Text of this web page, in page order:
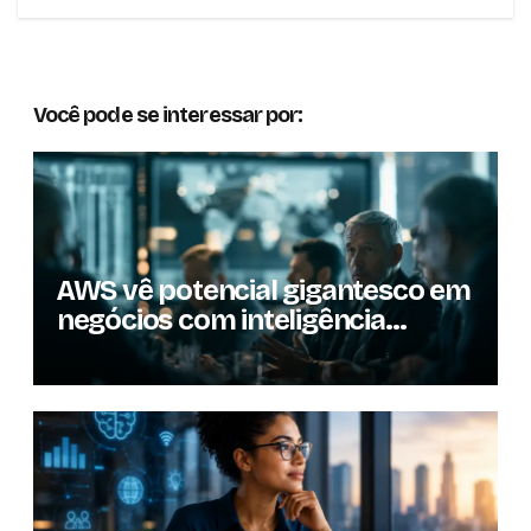
Você pode se interessar por:
AWS vê potencial gigantesco em
negócios com inteligência
artificial